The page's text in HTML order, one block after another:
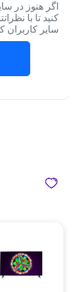
اگر هنوز در
کنید تا با
سایر کاربران